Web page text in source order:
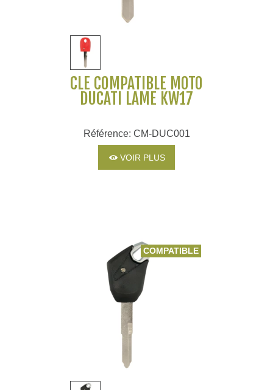
CLÉ COMPATIBLE MOTO
DUCATI LAME KW17
Référence: CM-DUC001
VOIR PLUS
COMPATIBLE